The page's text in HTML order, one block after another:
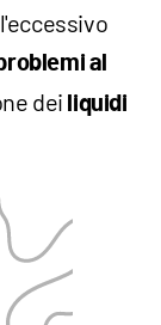
al
dei liquidi